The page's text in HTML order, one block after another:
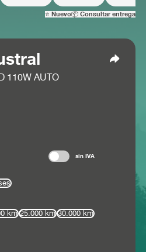
⭐ Nuevo📦 Consultar entrega
110W AUTO
sin IVA
km 25.000 km
30.000 km